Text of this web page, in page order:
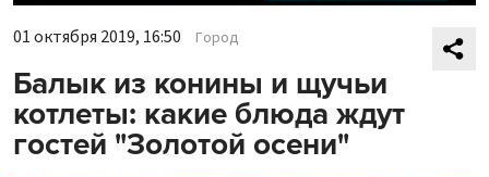
01 октября 2019, 16:50 Город
Балык из конины и щучьи
котлеты: какие блюда ждут
гостей "Золотой осени"